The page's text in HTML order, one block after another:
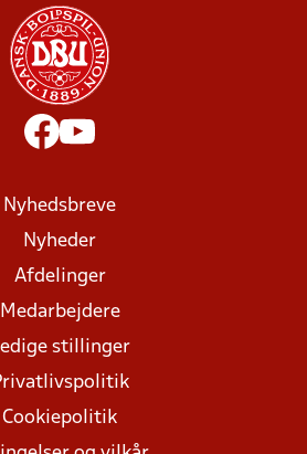
Nyhedsbreve
Nyheder
Afdelinger
Medarbejdere
stillinger
Cookiepolitik